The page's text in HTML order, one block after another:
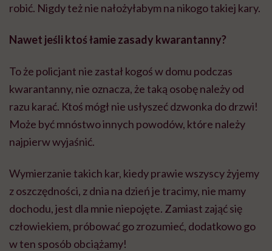
robić. Nigdy też nie nałożyłabym na nikogo takiej kary.
Nawet jeśli ktoś łamie zasady kwarantanny?
To że policjant nie zastał kogoś w domu podczas
kwarantanny, nie oznacza, że taką osobę należy od
razu karać. Ktoś mógł nie usłyszeć dzwonka do drzwi!
Może być mnóstwo innych powodów, które należy
najpierw wyjaśnić.
Wymierzanie takich kar, kiedy prawie wszyscy żyjemy
z oszczędności, z dnia na dzień je tracimy, nie mamy
dochodu, jest dla mnie niepojęte. Zamiast zająć się
człowiekiem, próbować go zrozumieć, dodatkowo go
w ten sposób obciążamy!